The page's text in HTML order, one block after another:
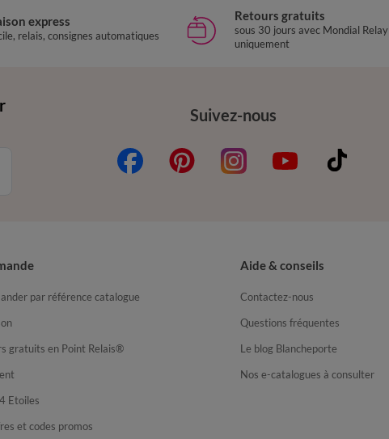
express
relais, consignes automatiques
Retours gratuits
sous 30 jours avec Mondial Relay
uniquement
Suivez-nous
par référence catalogue
gratuits en Point Relais®
Etoiles
et codes promos
Aide & conseils
Contactez-nous
Questions fréquentes
Le blog Blancheporte
Nos e-catalogues à consulter